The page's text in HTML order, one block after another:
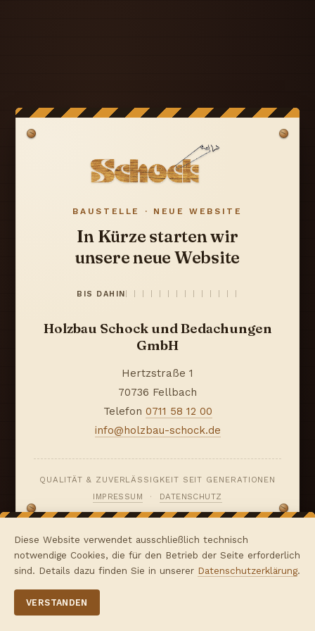
BAUSTELLE · NEUE WEBSITE
In Kürze starten wir
unsere neue Website
BIS DAHIN
Holzbau Schock und Bedachungen
GmbH
Hertzstraße 1
70736 Fellbach
Telefon 0711 58 12 00
info@holzbau-schock.de
QUALITÄT & ZUVERLÄSSIGKEIT SEIT GENERATIONEN
IMPRESSUM
· DATENSCHUTZ
Diese Website verwendet ausschließlich technisch
notwendige Cookies, die für den Betrieb der Seite erforderlich
sind. Details dazu finden Sie in unserer Datenschutzerklärung.
VERSTANDEN